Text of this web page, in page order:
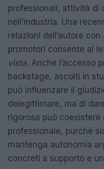
professionali, attività di
nell’industria. Una
relazioni dell’autore
promotori consente al
vista. Anche l’accesso
backstage, ascolti in
può influenzare il
delegittimare, ma di
rigorosa può coesistere
professionale, purché
mantenga autonomia
concreti a supporto e